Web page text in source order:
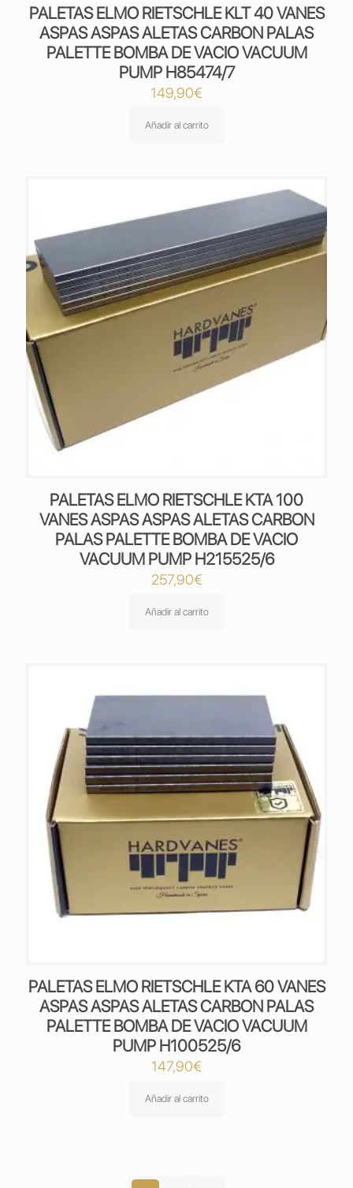
PALETAS ELMO RIETSCHLE KLT 40 VANES
ASPAS ASPAS ALETAS CARBON PALAS
PALETTE BOMBA DE VACIO VACUUM
PUMP H85474/7
149,90€
Añadir al carrito
PALETAS ELMO RIETSCHLE KTA 100
VANES ASPAS ASPAS ALETAS CARBON
PALAS PALETTE BOMBA DE VACIO
VACUUM PUMP H215525/6
257,90€
Añadir al carrito
PALETAS ELMO RIETSCHLE KTA 60 VANES
ASPAS ASPAS ALETAS CARBON PALAS
PALETTE BOMBA DE VACIO VACUUM
PUMP H100525/6
147,90€
Añadir al carrito